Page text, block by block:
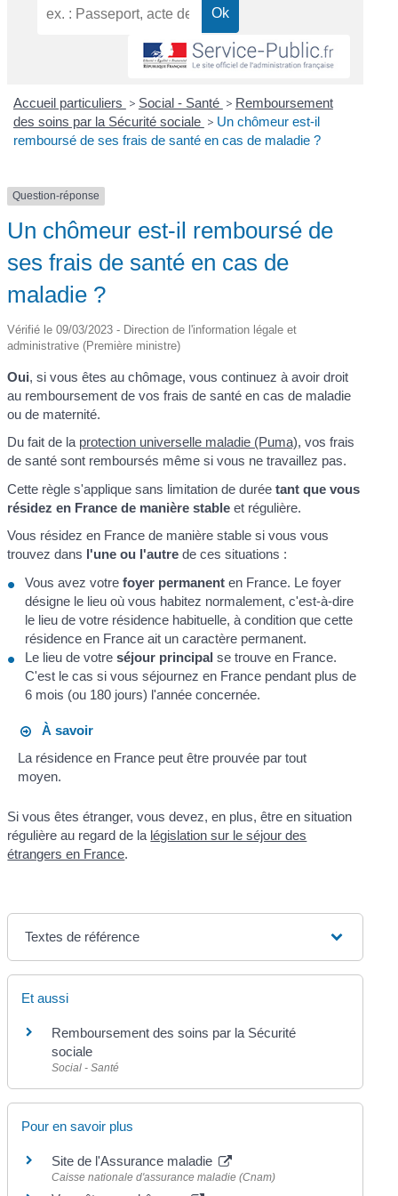
Accueil particuliers > Social - Santé > Remboursement
des soins par la Sécurité sociale > Un chômeur est-il
remboursé de ses frais de santé en cas de maladie ?
Question-réponse
Un chômeur est-il remboursé de
ses frais de santé en cas de
maladie ?
Vérifié le 09/03/2023 - Direction de l'information légale et
administrative (Première ministre)
Oui, si vous êtes au chômage, vous continuez à avoir droit
au remboursement de vos frais de santé en cas de maladie
ou de maternité.
Du fait de la protection universelle maladie (Puma), vos frais
de santé sont remboursés même si vous ne travaillez pas.
Cette règle s'applique sans limitation de duréetant que vous
résidez en France de manière stable et régulière.
Vous résidez en France de manière stable si vous vous
trouvez dans l'une ou l'autre de ces situations :
Vous avez votre foyer permanent en France. Le foyer
désigne le lieu où vous habitez normalement, c'est-à-dire
le lieu de votre résidence habituelle, à condition que cette
résidence en France ait un caractère permanent.
Le lieu de votreséjour principal se trouve en France.
C'est le cas si vous séjournez en France pendant plus de
6 mois (ou 180 jours) l'année concernée.
À savoir
La résidence en France peut être prouvée par tout
moyen.
Si vous êtes étranger, vous devez, en plus, être en situation
régulière au regard de la législation sur le séjour des
étrangers en France.
Textes de référence
Et aussi
Remboursement des soins par la Sécurité
sociale
Social - Santé
Pour en savoir plus
Site de l'Assurance maladie
Caisse nationale d'assurance maladie (Cnam)